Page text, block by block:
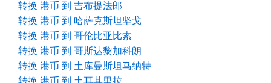
转换 港币 到 吉布提法郎
转换 港币 到 哈萨克斯坦坚戈
转换 港币 到 哥伦比亚比索
转换 港币 到 哥斯达黎加科朗
转换 港币 到 土库曼斯坦马纳特